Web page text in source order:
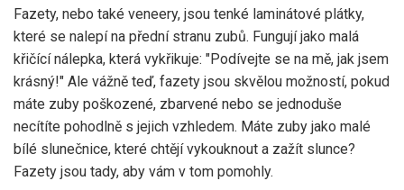
Fazety, nebo také veneery, jsou tenké laminátové plátky,
které se nalepí na přední stranu zubů. Fungují jako malá
křičící nálepka, která vykřikuje: "Podívejte se na mě, jak jsem
krásný!" Ale vážně teď, fazety jsou skvělou možností, pokud
máte zuby poškozené, zbarvené nebo se jednoduše
necítíte pohodlně s jejich vzhledem. Máte zuby jako malé
bílé slunečnice, které chtějí vykouknout a zažít slunce?
Fazety jsou tady, aby vám v tom pomohly.